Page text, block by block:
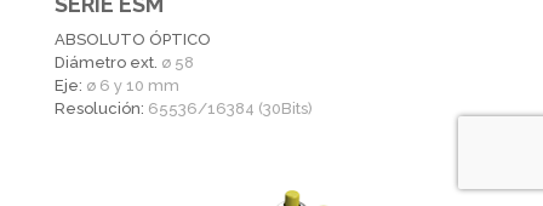
ABSOLUTO ÓPTICO
Diámetro ext. ø 58
Eje: ø 6 y 10 mm
Resolución: 65536/16384 (30Bits)